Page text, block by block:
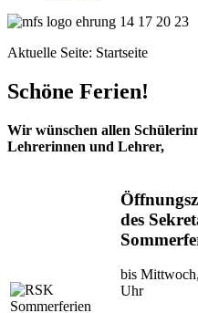
Aktuelle Seite: Startseite
Schöne Ferien!
Wir wünschen allen
Lehrerinnen und Lehrer,
des
bis
Uhr